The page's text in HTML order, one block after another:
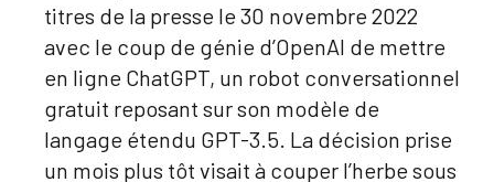
titres de la presse le 30 novembre 2022
avec le coup de génie d’OpenAI de mettre
en ligne ChatGPT, un robot conversationnel
gratuit reposant sur son modèle de
langage étendu GPT-3.5. La décision prise
un mois plus tôt visait à couper l’herbe sous